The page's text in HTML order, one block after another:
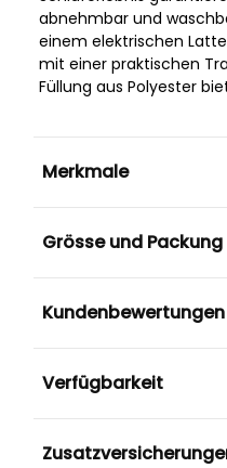
abnehmbar und
einem elektrischen
mit einer praktischen
Füllung aus Polyester
Merkmale
Grösse und Packung
Kundenbewertungen
Verfügbarkeit